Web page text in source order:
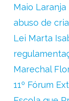
Maio Laranja
abuso de
Lei Marta
Marechal
11º Fórum